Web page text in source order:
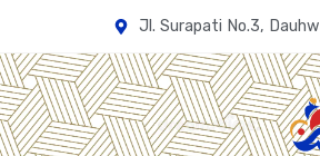
Jl. Surapati No.3,